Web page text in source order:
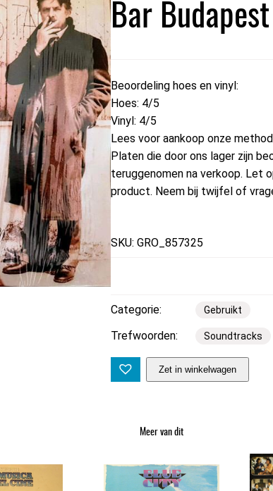
Bar Budapest
Beoordeling hoes en vinyl:
Hoes: 4/5
Vinyl: 4/5
Lees voor aankoop onze
Platen die door ons lager zijn
teruggenomen na verkoop. Let
product. Neem bij twijfel of
SKU: GRO_857325
Categorie: Gebruikt
Trefwoorden: Soundtracks
r
n
a
Zet in winkelwagen
Meer van dit